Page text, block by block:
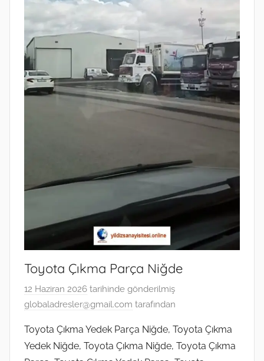
Toyota Çıkma Parça Niğde
12 Haziran 2026 tarihinde gönderilmiş
globaladresler@gmail.com tarafından
Toyota Çıkma Yedek Parça Niğde, Toyota Çıkma
Yedek Niğde, Toyota Çıkma Niğde, Toyota Çıkma